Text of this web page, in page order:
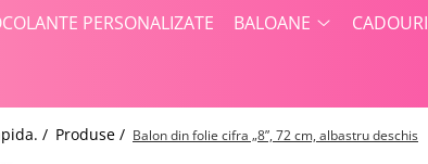
PERSONALIZATE BALOANE CADOURI
/ Produse / Balon din folie cifra „8”, 72 cm, albastru deschis